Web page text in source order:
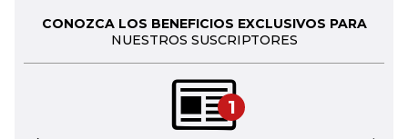
CONOZCA LOS BENEFICIOS EXCLUSIVOS PARA
NUESTROS SUSCRIPTORES
1